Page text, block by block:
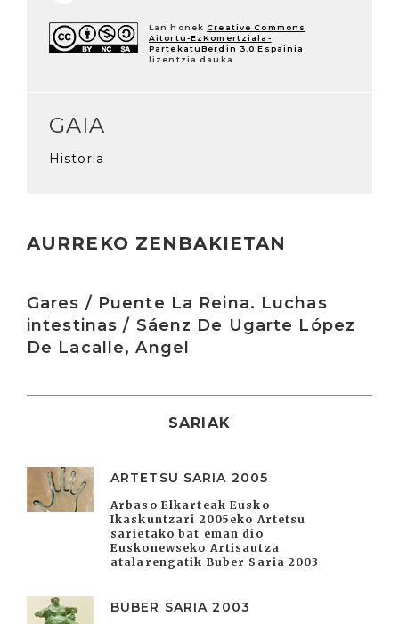
Lan honek Creative Commons
Aitortu-EzKomertziala-
PartekatuBerdin 3.0 Espainia
lizentzia dauka.
GAIA
Historia
AURREKO ZENBAKIETAN
Gares / Puente La Reina. Luchas
intestinas / Sáenz De Ugarte López
De Lacalle, Angel
SARIAK
ARTETSU SARIA 2005
Arbaso Elkarteak Eusko
Ikaskuntzari 2005eko Artetsu
sarietako bat eman dio
Euskonewseko Artisautza
atalarengatik Buber Saria 2003
BUBER SARIA 2003